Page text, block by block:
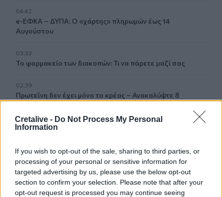
Cretalive - Do Not Process My Personal
Information
If you wish to opt-out of the sale, sharing to third parties, or
processing of your personal or sensitive information for
targeted advertising by us, please use the below opt-out
section to confirm your selection. Please note that after your
opt-out request is processed you may continue seeing
04:42
e-ΕΦΚΑ – ΔΥΠΑ: Ο «χάρτης» πληρωμών έως 14
Αυγούστου
03:33
Το φαρμακείο των διακοπών: Τι να πάρετε μαζί σας
02:39
Πρωτεΐνη δεν έχει μόνο το κρέας – Ανακαλύψτε 8
01:40
τέλος του καλοκαιριού
00:35
Ρούχα και αξεσουάρ από την ταινία «The Devil Wears
Prada 2» πωλούνται σε δημοπρασία